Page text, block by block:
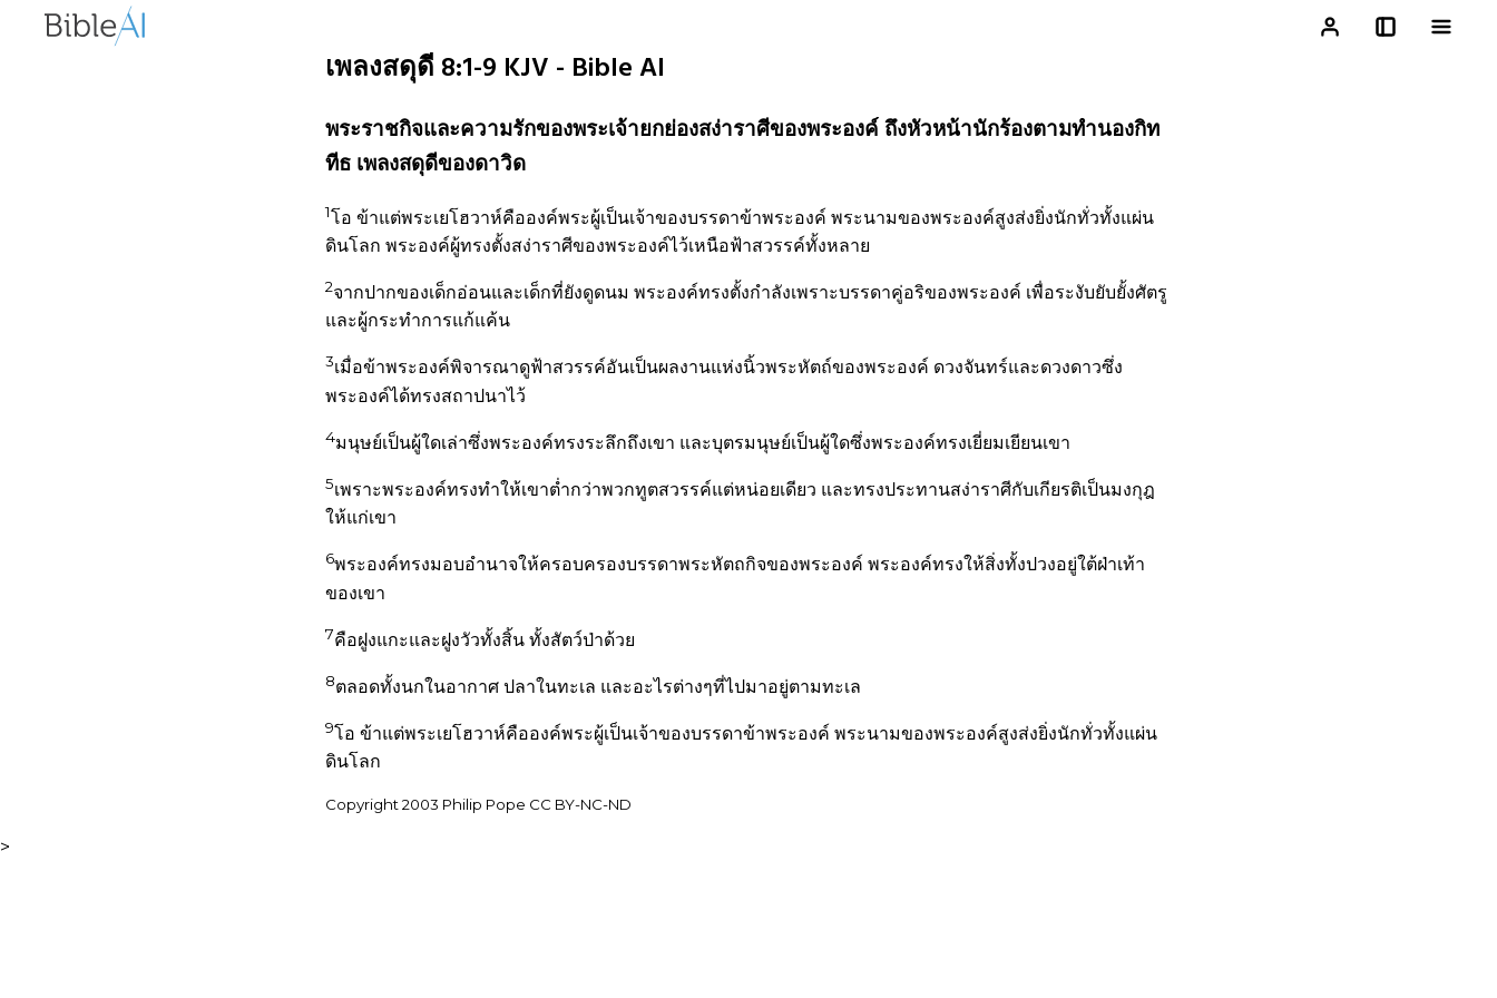
เพลงสดุ​ดี 8:1-9 KJV - Bible AI
พระราชกิจและความรักของพระเจ้ายกย่องสง่าราศีของพระองค์ ถึงหัวหน้านักร้องตามทำนองกิท
ทีธ เพลงสดุดีของดาวิด
1โอ ข้าแต่พระเยโฮวาห์คือองค์พระผู้เป็นเจ้าของบรรดาข้าพระองค์ พระนามของพระองค์สูงส่งยิ่งนักทั่วทั้งแผ่น
ดินโลก พระองค์ผู้ทรงตั้งสง่าราศีของพระองค์ไว้เหนือฟ้าสวรรค์ทั้งหลาย
2จากปากของเด็กอ่อนและเด็กที่ยังดูดนม พระองค์ทรงตั้งกำลังเพราะบรรดาคู่อริของพระองค์ เพื่อระงับยับยั้งศัตรู
และผู้กระทำการแก้แค้น
3เมื่อข้าพระองค์พิจารณาดูฟ้าสวรรค์อันเป็นผลงานแห่งนิ้วพระหัตถ์ของพระองค์ ดวงจันทร์และดวงดาวซึ่ง
พระองค์ได้ทรงสถาปนาไว้
4มนุษย์เป็นผู้ใดเล่าซึ่งพระองค์ทรงระลึกถึงเขา และบุตรมนุษย์เป็นผู้ใดซึ่งพระองค์ทรงเยี่ยมเยียนเขา
5เพราะพระองค์ทรงทำให้เขาต่ำกว่าพวกทูตสวรรค์แต่หน่อยเดียว และทรงประทานสง่าราศีกับเกียรติเป็นมงกุฎ
ให้แก่เขา
6พระองค์ทรงมอบอำนาจให้ครอบครองบรรดาพระหัตถกิจของพระองค์ พระองค์ทรงให้สิ่งทั้งปวงอยู่ใต้ฝ่าเท้า
ของเขา
7คือฝูงแกะและฝูงวัวทั้งสิ้น ทั้งสัตว์ป่าด้วย
8ตลอดทั้งนกในอากาศ ปลาในทะเล และอะไรต่างๆที่ไปมาอยู่ตามทะเล
9โอ ข้าแต่พระเยโฮวาห์คือองค์พระผู้เป็นเจ้าของบรรดาข้าพระองค์ พระนามของพระองค์สูงส่งยิ่งนักทั่วทั้งแผ่น
ดินโลก
Copyright 2003 Philip Pope CC BY-NC-ND
>